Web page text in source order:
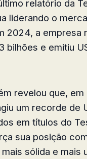
relatório da
liderando o
2024, a empresa
bilhões e emitiu
revelou que, em
um recorde de
em títulos do
sua posição
sólida e mais